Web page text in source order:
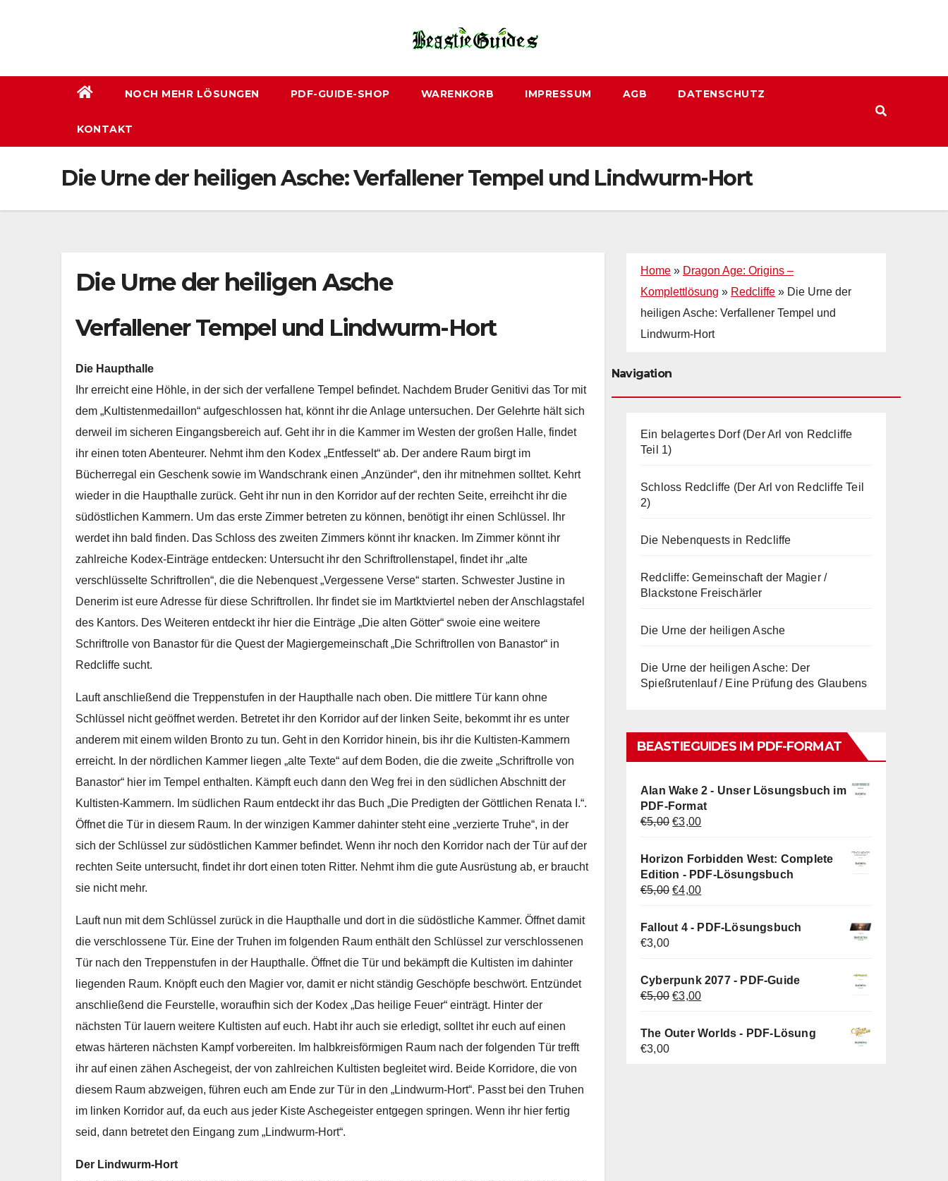
NOCH MEHR LÖSUNGEN PDF-GUIDE-SHOP WARENKORB IMPRESSUM AGB DATENSCHUTZ
KONTAKT
Die Urne der heiligen Asche: Verfallener Tempel und Lindwurm-Hort
Die Urne der heiligen Asche
Verfallener Tempel und Lindwurm-Hort
Die Haupthalle
Ihr erreicht eine Höhle, in der sich der verfallene Tempel befindet. Nachdem Bruder Genitivi das Tor mit
dem „Kultistenmedaillon“ aufgeschlossen hat, könnt ihr die Anlage untersuchen. Der Gelehrte hält sich
derweil im sicheren Eingangsbereich auf. Geht ihr in die Kammer im Westen der großen Halle, findet
ihr einen toten Abenteurer. Nehmt ihm den Kodex „Entfesselt“ ab. Der andere Raum birgt im
Bücherregal ein Geschenk sowie im Wandschrank einen „Anzünder“, den ihr mitnehmen solltet. Kehrt
wieder in die Haupthalle zurück. Geht ihr nun in den Korridor auf der rechten Seite, erreihcht ihr die
südöstlichen Kammern. Um das erste Zimmer betreten zu können, benötigt ihr einen Schlüssel. Ihr
werdet ihn bald finden. Das Schloss des zweiten Zimmers könnt ihr knacken. Im Zimmer könnt ihr
zahlreiche Kodex-Einträge entdecken: Untersucht ihr den Schriftrollenstapel, findet ihr „alte
verschlüsselte Schriftrollen“, die die Nebenquest „Vergessene Verse“ starten. Schwester Justine in
Denerim ist eure Adresse für diese Schriftrollen. Ihr findet sie im Martktviertel neben der Anschlagstafel
des Kantors. Des Weiteren entdeckt ihr hier die Einträge „Die alten Götter“ swoie eine weitere
Schriftrolle von Banastor für die Quest der Magiergemeinschaft „Die Schriftrollen von Banastor“ in
Redcliffe sucht.
Lauft anschließend die Treppenstufen in der Haupthalle nach oben. Die mittlere Tür kann ohne
Schlüssel nicht geöffnet werden. Betretet ihr den Korridor auf der linken Seite, bekommt ihr es unter
anderem mit einem wilden Bronto zu tun. Geht in den Korridor hinein, bis ihr die Kultisten-Kammern
erreicht. In der nördlichen Kammer liegen „alte Texte“ auf dem Boden, die die zweite „Schriftrolle von
Banastor“ hier im Tempel enthalten. Kämpft euch dann den Weg frei in den südlichen Abschnitt der
Kultisten-Kammern. Im südlichen Raum entdeckt ihr das Buch „Die Predigten der Göttlichen Renata I.“.
Öffnet die Tür in diesem Raum. In der winzigen Kammer dahinter steht eine „verzierte Truhe“, in der
sich der Schlüssel zur südöstlichen Kammer befindet. Wenn ihr noch den Korridor nach der Tür auf der
rechten Seite untersucht, findet ihr dort einen toten Ritter. Nehmt ihm die gute Ausrüstung ab, er braucht
sie nicht mehr.
Lauft nun mit dem Schlüssel zurück in die Haupthalle und dort in die südöstliche Kammer. Öffnet damit
die verschlossene Tür. Eine der Truhen im folgenden Raum enthält den Schlüssel zur verschlossenen
Tür nach den Treppenstufen in der Haupthalle. Öffnet die Tür und bekämpft die Kultisten im dahinter
liegenden Raum. Knöpft euch den Magier vor, damit er nicht ständig Geschöpfe beschwört. Entzündet
anschließend die Feurstelle, woraufhin sich der Kodex „Das heilige Feuer“ einträgt. Hinter der
nächsten Tür lauern weitere Kultisten auf euch. Habt ihr auch sie erledigt, solltet ihr euch auf einen
etwas härteren nächsten Kampf vorbereiten. Im halbkreisförmigen Raum nach der folgenden Tür trefft
ihr auf einen zähen Aschegeist, der von zahlreichen Kultisten begleitet wird. Beide Korridore, die von
diesem Raum abzweigen, führen euch am Ende zur Tür in den „Lindwurm-Hort“. Passt bei den Truhen
im linken Korridor auf, da euch aus jeder Kiste Aschegeister entgegen springen. Wenn ihr hier fertig
seid, dann betretet den Eingang zum „Lindwurm-Hort“.
Der Lindwurm-Hort
Home » Dragon Age: Origins –
Komplettlösung » Redcliffe » Die Urne der
heiligen Asche: Verfallener Tempel und
Lindwurm-Hort
Navigation
Ein belagertes Dorf (Der Arl von Redcliffe
Teil 1)
Schloss Redcliffe (Der Arl von Redcliffe Teil
2)
Die Nebenquests in Redcliffe
Redcliffe: Gemeinschaft der Magier /
Blackstone Freischärler
Die Urne der heiligen Asche
Die Urne der heiligen Asche: Der
Spießrutenlauf / Eine Prüfung des Glaubens
BEASTIEGUIDES IM PDF-FORMAT
Alan Wake 2 - Unser Lösungsbuch im
PDF-Format
€5,00 Ursprünglicher
war:
€5,00
€3,00Aktueller
ist:
€3,00.
Horizon Forbidden West: Complete
Edition - PDF-Lösungsbuch
€5,00 Ursprünglicher
war:
€4,00Aktueller
ist:
Fallout 4 - PDF-Lösungsbuch
€3,00
Cyberpunk 2077 - PDF-Guide
€5,00 Ursprünglicher
€3,00Aktueller
ist:
The Outer Worlds - PDF-Lösung
€3,00